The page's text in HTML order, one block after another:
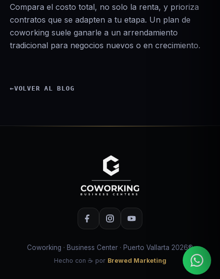
Compara el costo total, no solo la renta, y prioriza
contratos que se adapten a tu etapa. Un plan de
coworking suele ganarle a un arrendamiento
tradicional para negocios nuevos o en crecimiento.
←VOLVER AL BLOG
Coworking · Business Center · Puerto Vallarta 2026®
Hecho con ☕ por Brewed Marketing